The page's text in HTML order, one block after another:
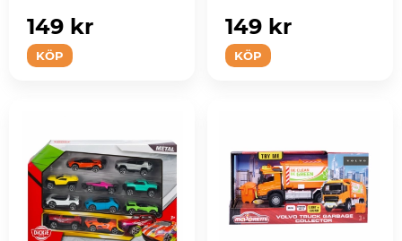
KÖP
149 kr
KÖP
149 kr